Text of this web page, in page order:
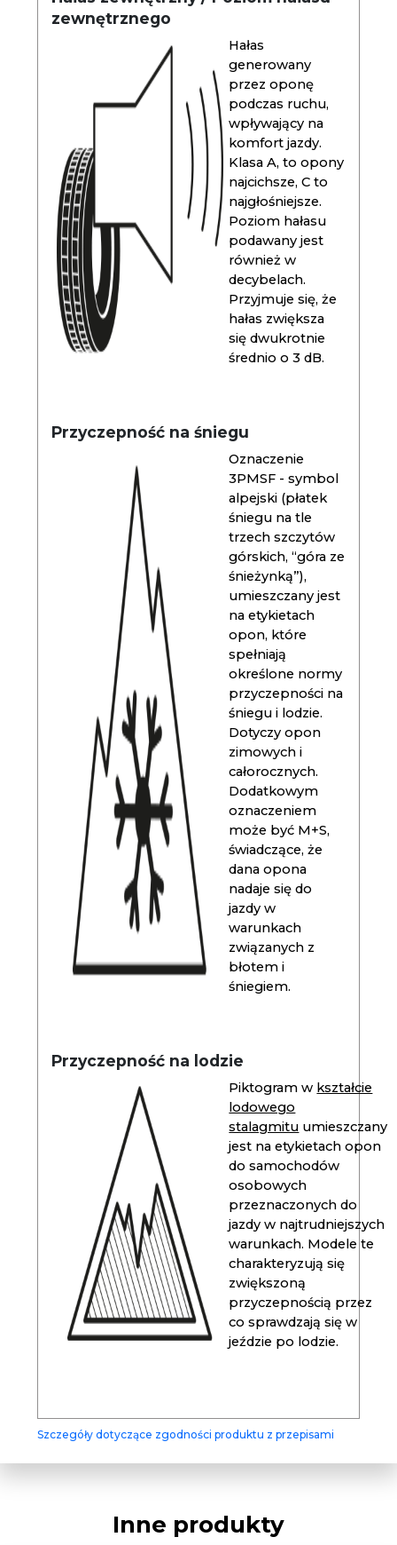
zewnętrznego
Hałas
generowany
przez oponę
podczas ruchu,
wpływający na
komfort jazdy.
Klasa A, to opony
najcichsze, C to
najgłośniejsze.
Poziom hałasu
podawany jest
również w
decybelach.
Przyjmuje się, że
hałas zwiększa
się dwukrotnie
średnio o 3 dB.
Przyczepność na śniegu
Oznaczenie
3PMSF - symbol
alpejski (płatek
śniegu na tle
trzech szczytów
górskich, “góra ze
śnieżynką”),
umieszczany jest
na etykietach
opon, które
spełniają
określone normy
przyczepności na
śniegu i lodzie.
Dotyczy opon
zimowych i
całorocznych.
Dodatkowym
oznaczeniem
może być M+S,
świadczące, że
dana opona
nadaje się do
jazdy w
warunkach
związanych z
błotem i
śniegiem.
Przyczepność na lodzie
Piktogram w kształcie
lodowego
stalagmitu umieszczany
jest na etykietach opon
do samochodów
osobowych
przeznaczonych do
jazdy w najtrudniejszych
warunkach. Modele te
charakteryzują się
zwiększoną
przyczepnością przez
co sprawdzają się w
jeździe po lodzie.
Szczegóły dotyczące zgodności produktu z przepisami
Inne produkty